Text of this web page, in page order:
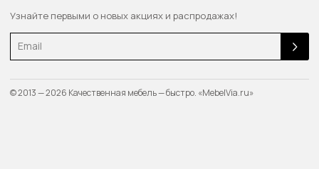
Узнайте первыми о новых акциях и распродажах!
Email
© 2013 — 2026 Качественная мебель — быстро. «MebelVia.ru»